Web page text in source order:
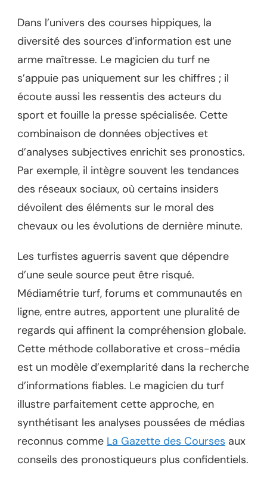
Dans l’univers des courses hippiques, la
diversité des sources d’information est une
arme maîtresse. Le magicien du turf ne
s’appuie pas uniquement sur les chiffres ; il
écoute aussi les ressentis des acteurs du
sport et fouille la presse spécialisée. Cette
combinaison de données objectives et
d’analyses subjectives enrichit ses pronostics.
Par exemple, il intègre souvent les tendances
des réseaux sociaux, où certains insiders
dévoilent des éléments sur le moral des
chevaux ou les évolutions de dernière minute.
Les turfistes aguerris savent que dépendre
d’une seule source peut être risqué.
Médiamétrie turf, forums et communautés en
ligne, entre autres, apportent une pluralité de
regards qui affinent la compréhension globale.
Cette méthode collaborative et cross-média
est un modèle d’exemplarité dans la recherche
d’informations fiables. Le magicien du turf
illustre parfaitement cette approche, en
synthétisant les analyses poussées de médias
reconnus comme La Gazette des Courses aux
conseils des pronostiqueurs plus confidentiels.